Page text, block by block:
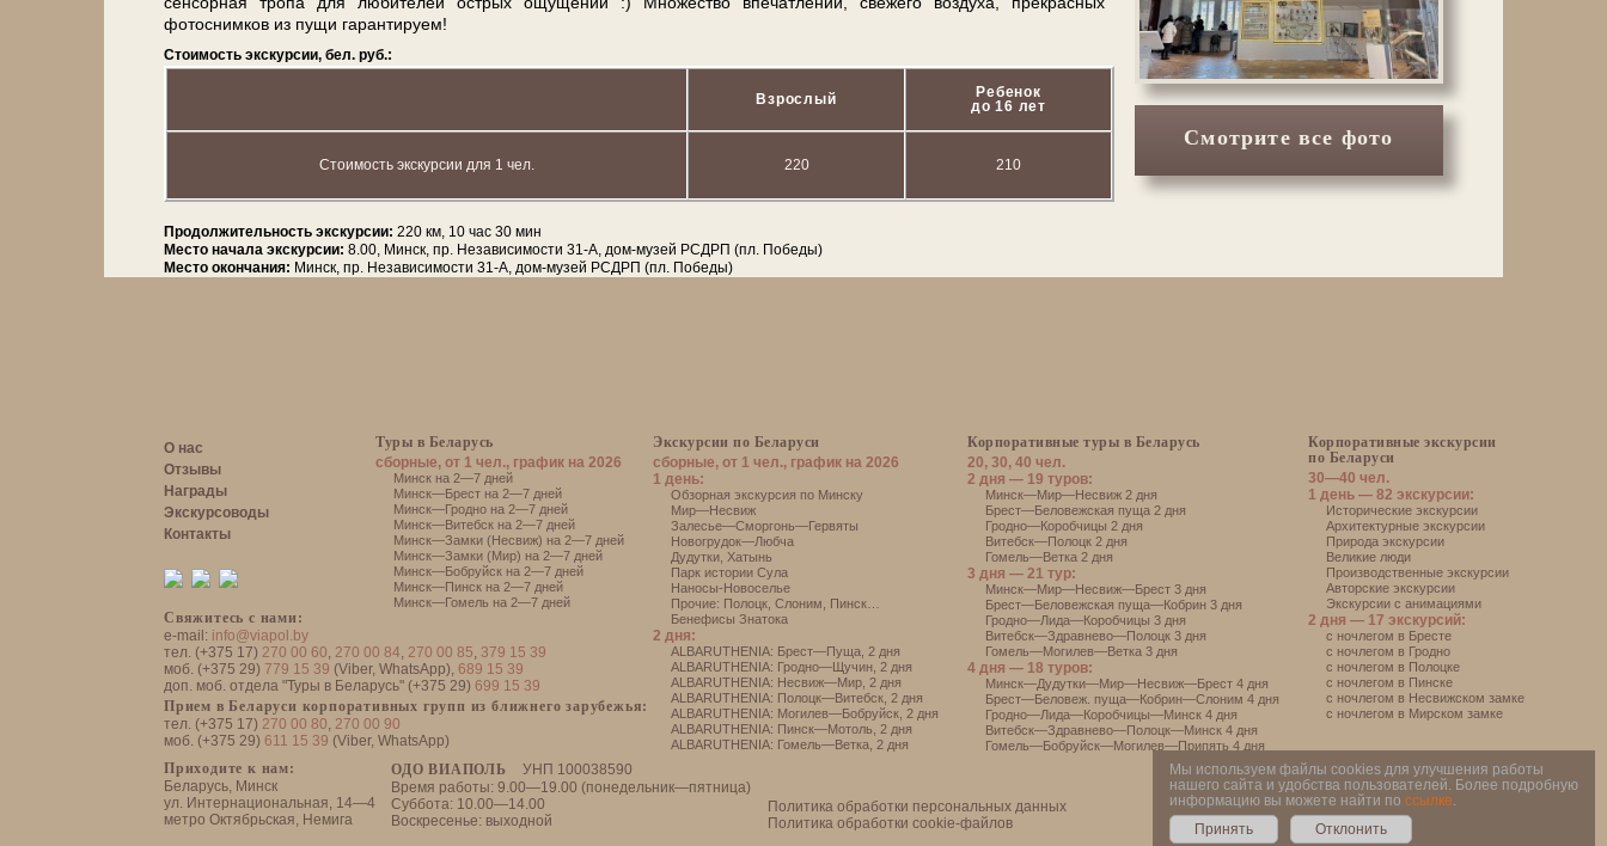
фотоснимков из пу­щи гарантируем!
Стоимость экскурсии, бел. руб.:
Взрослый
Ребенок
до 16 лет
Стоимость экскурсии для 1 чел. 220 210
Продолжительность экскурсии: 220 км, 10 час 30 мин
Место начала экскурсии: 8.00, Минск, пр. Независимости 31-А, дом-музей РСДРП (пл. Победы)
Место окончания: Минск, пр. Независимости 31-А, дом-музей РСДРП (пл. Победы)
Смотрите все фото
О нас
Отзывы
Награды
Экскурсоводы
Контакты
Свяжитесь с нами:
e-mail: info@viapol.by
тел. (+375 17) 270 00 60, 270 00 84, 270 00 85, 379 15 39
моб. (+375 29) 779 15 39 (Viber, WhatsApp), 689 15 39
доп. моб. отдела "Туры в Беларусь" (+375 29) 699 15 39
Прием в Беларуси корпоративных групп из ближнего зарубежья:
тел. (+375 17) 270 00 80, 270 00 90
моб. (+375 29) 611 15 39 (Viber, WhatsApp)
ОДО ВИАПОЛЬ
УНП 100038590
Время работы: 9.00—19.00 (понедельник—пятница)
Суббота: 10.00—14.00
Воскресенье: выходной
Политика обработки персональных данных
Политика обработки cookie-файлов
Приходите к нам:
Беларусь, Минск
ул. Интернациональная, 14—4
метро Октябрьская, Немига
Туры в Беларусь
сборные, от 1 чел., график на 2026
Минск на 2—7 дней
Минск—Брест на 2—7 дней
Минск—Гродно на 2—7 дней
Минск—Витебск на 2—7 дней
Минск—Замки (Несвиж) на 2—7 дней
Минск—Замки (Мир) на 2—7 дней
Минск—Бобруйск на 2—7 дней
Минск—Пинск на 2—7 дней
Минск—Гомель на 2—7 дней
Экскурсии по Беларуси
сборные, от 1 чел., график на 2026
1 день:
Обзорная экскурсия по Минску
Мир—Несвиж
Залесье—Сморгонь—Гервяты
Новогрудок—Любча
Дудутки Хатынь
Парк истории Сула
Наносы-Новоселье
Прочие: Полоцк Слоним Пинск
Бенефисы Знатока
2 дня:
АLBARUTHENIA: Брест—Пуща, 2 дня
АLBARUTHENIA: Гродно—Щучин, 2 дня
АLBARUTHENIA: Несвиж—Мир, 2 дня
АLBARUTHENIA: Полоцк—Витебск, 2 дня
АLBARUTHENIA: Могилев—Бобруйск, 2 дня
АLBARUTHENIA: Пинск—Мотоль, 2 дня
АLBARUTHENIA: Гомель—Ветка, 2 дня
Корпоративные туры в Беларусь
20, 30, 40 чел.
2 дня — 19 туров:
Минск—Мир—Несвиж 2 дня
Брест—Беловежская пуща 2 дня
Гродно—Коробчицы 2 дня
Витебск—Полоцк 2 дня
Гомель—Ветка 2 дня
3 дня — 21 тур:
Минск—Мир—Несвиж—Брест 3 дня
Брест—Беловежская пуща—Кобрин 3 дня
Гродно—Лида—Коробчицы 3 дня
Витебск—Здравнево—Полоцк 3 дня
Гомель—Могилев—Ветка 3 дня
4 дня — 18 туров:
Минск—Дудутки—Мир—Несвиж—Брест 4 дня
Брест—Беловеж. пуща—Кобрин—Слоним 4 дня
Гродно—Лида—Коробчицы—Минск 4 дня
Витебск—Здравнево—Полоцк—Минск 4 дня
Гомель—Бобруйск—Могилев—Припять 4 дня
Корпоративные экскурсии
по Беларуси
30—40 чел.
1 день — 82 экскурсии:
Исторические экскурсии
Архитектурные экскурсии
Природа экскурсии
Великие люди
Производственные экскурсии
Авторские экскурсии
Экскурсии с анимациями
2 дня — 17 экскурсий:
с ночлегом в Бресте
с ночлегом в Гродно
с ночлегом в Полоцке
с ночлегом в Пинске
с ночлегом в Несвижском замке
с ночлегом в Мирском замке
Мы используем файлы cookies для улучшения работы
нашего сайта и удобства пользователей. Более подробную
информацию вы можете найти по ссылке.
Принять
Отклонить